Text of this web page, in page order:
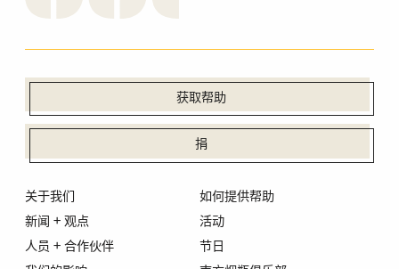
获取帮助
捐
关于我们
新闻 + 观点
人员 + 合作伙伴
如何提供帮助
活动
节日